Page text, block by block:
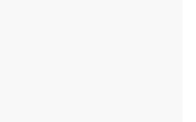
Yeşil Dönüşüm Çağrısı